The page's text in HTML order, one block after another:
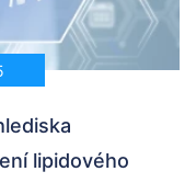
lipidového